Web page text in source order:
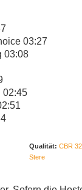
03:27
03:08
02:45
Qualität: CBR
Stere